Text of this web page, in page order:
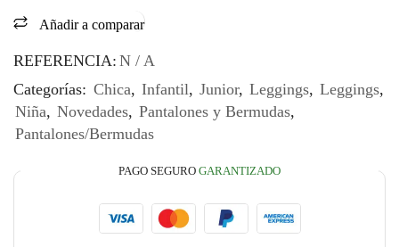
Añadir a comparar
REFERENCIA: N / A
Categorías: Chica, Infantil, Junior, Leggings, Leggings,
Niña, Novedades, Pantalones y Bermudas,
Pantalones/Bermudas
PAGO SEGURO GARANTIZADO